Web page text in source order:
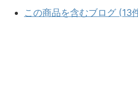
この商品を含むブログ (13